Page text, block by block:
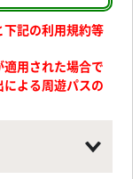
記の利用規約等
用された場合で
よる周遊パスの